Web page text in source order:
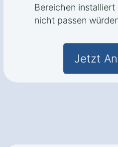
Bereichen
nicht passen
Jetzt